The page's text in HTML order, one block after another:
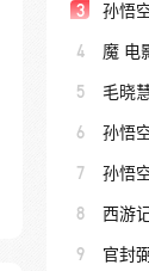
3 孙悟
4 魔 电
5 毛晓
6 孙悟
7 孙悟
8 西游
9 官封